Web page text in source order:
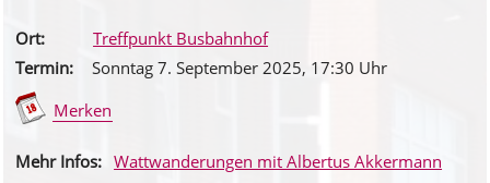
Ort:
Treffpunkt Busbahnhof
Termin:
Sonntag 7. September 2025, 17:30 Uhr
Merken
Mehr Infos: Wattwanderungen mit Albertus Akkermann